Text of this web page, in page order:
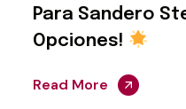
Para Sandero
Opciones!
Read More